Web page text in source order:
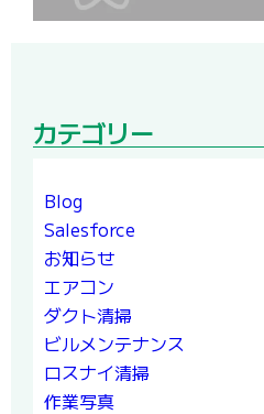
カテゴリー
Blog
Salesforce
お知らせ
エアコン
ダクト清掃
ビルメンテナンス
ロスナイ清掃
作業写真